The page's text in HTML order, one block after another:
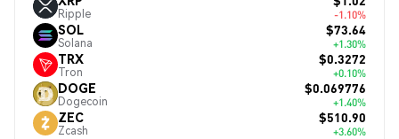
Ripple -1.10%
SOL
Solana
$73.64
+1.30%
TRX
Tron
$0.3272
+0.10%
DOGE
Dogecoin
$0.069776
+1.40%
ZEC
Zcash
$510.90
+3.60%